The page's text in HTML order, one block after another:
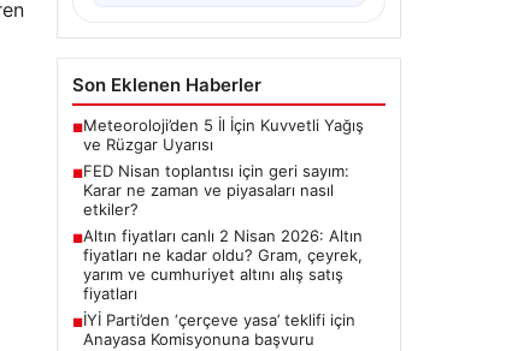
Son Eklenen Haberler
■Meteoroloji’den 5 İl İçin Kuvvetli Yağış
ve Rüzgar Uyarısı
■FED Nisan toplantısı için geri sayım:
Karar ne zaman ve piyasaları nasıl
etkiler?
■Altın fiyatları canlı 2 Nisan 2026: Altın
fiyatları ne kadar oldu? Gram, çeyrek,
yarım ve cumhuriyet altını alış satış
fiyatları
■İYİ Parti’den ‘çerçeve yasa’ teklifi için
Anayasa Komisyonuna başvuru